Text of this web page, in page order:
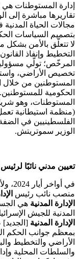
إدارة المستوطنات هي
تقاريرها مباشرة
مجالات الحياة
بتصميم السياسات
لا تتعلّق بالأمن
التخطيط وإنفاذ
المرخّص؛ تولّي
تخصيص الأراضي،
المستوطنين من خلال
الحكومية
المستوطنات، وهو
(منظمة استيطانية
الفلسطينيين في
الوزير سموتريتش.
تعيين مدني نائبًا لرئيس
في
منصب نائب رئيس
الإدارة المدنية هي
المدنية للجيش
الإدارة المدنية
بمعظم جوانب الحكم
الأراضي والتخطيط
والسلطات المحلية